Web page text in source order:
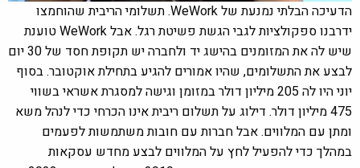
הדעיכה הבלתי נמנעת של WeWork. תשלומי הריבית שהוחמצו
ידרבנו ספקולציות לגבי הגשת פשיטת רגל. אבל WeWork טוענת
שיש לה את המזומנים בהישג יד ולחברה יש תקופת חסד של 30 יום
לבצע את התשלומים, שהיו אמורים להגיע בתחילת אוקטובר. בסוף
יוני היו לה 205 מיליון דולר במזומן וגישה למסגרת אשראי בשווי
475 מיליון דולר. דילוג על תשלום ריבית אינו הכרחי כדי לנהל משא
ומתן עם המלווים. אבל חברות עם חובות משתמשות לפעמים
במהלך כדי להפעיל לחץ על המלווים לבצע מחדש עסקאות